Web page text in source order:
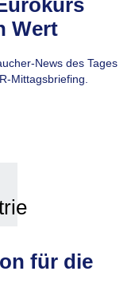
Wert
News des Tages
Mittagsbriefing.
für die